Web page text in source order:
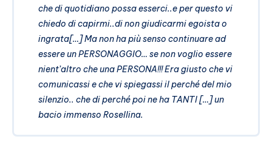
che di quotidiano possa esserci..e per questo vi
chiedo di capirmi..di non giudicarmi egoista o
ingrata[…] Ma non ha più senso continuare ad
essere un PERSONAGGIO… se non voglio essere
nient’altro che una PERSONA!!! Era giusto che vi
comunicassi e che vi spiegassi il perché del mio
silenzio.. che di perché poi ne ha TANTI […] un
bacio immenso Rosellina.